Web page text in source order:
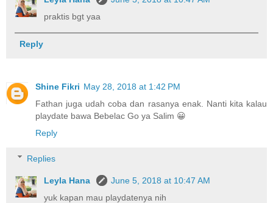
praktis bgt yaa
Reply
Shine Fikri May 28, 2018 at 1:42 PM
Fathan juga udah coba dan rasanya enak. Nanti kita kalau
playdate bawa Bebelac Go ya Salim 😀
Reply
Replies
Leyla Hana
June 5, 2018 at 10:47 AM
yuk kapan mau playdatenya nih